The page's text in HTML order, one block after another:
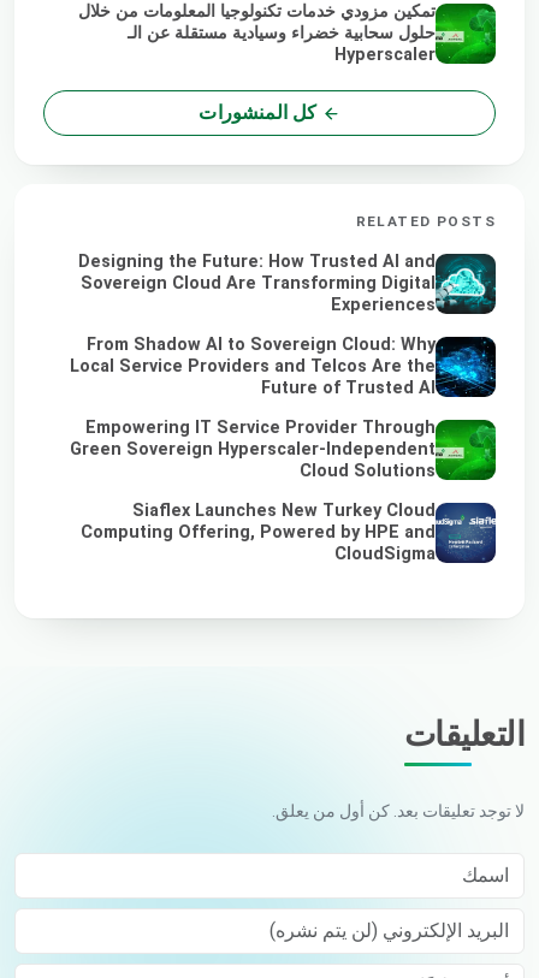
تمكين مزودي خدمات تكنولوجيا المعلومات من خلال
حلول سحابية خضراء وسيادية مستقلة عن الـ
Hyperscaler
كل المنشورات
RELATED POSTS
Designing the Future: How Trusted AI and
Sovereign Cloud Are Transforming Digital
Experiences
From Shadow AI to Sovereign Cloud: Why
Local Service Providers and Telcos Are the
Future of Trusted AI
Empowering IT Service Provider Through
Green Sovereign Hyperscaler-Independent
Cloud Solutions
Siaflex Launches New Turkey Cloud
Computing Offering, Powered by HPE and
CloudSigma
التعليقات
لا توجد تعليقات بعد. كن أول من يعلق.
اسمك
البريد الإلكتروني (لن يتم نشره)